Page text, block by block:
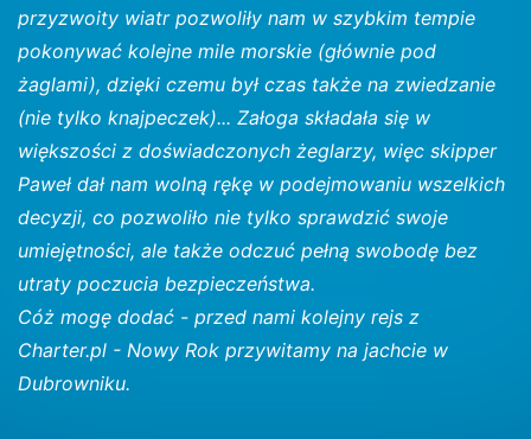
przyzwoity wiatr pozwoliły nam w szybkim tempie
pokonywać kolejne mile morskie (głównie pod
żaglami), dzięki czemu był czas także na zwiedzanie
(nie tylko knajpeczek)... Załoga składała się w
większości z doświadczonych żeglarzy, więc skipper
Paweł dał nam wolną rękę w podejmowaniu wszelkich
decyzji, co pozwoliło nie tylko sprawdzić swoje
umiejętności, ale także odczuć pełną swobodę bez
utraty poczucia bezpieczeństwa.
Cóż mogę dodać - przed nami kolejny rejs z
Charter.pl - Nowy Rok przywitamy na jachcie w
Dubrowniku.